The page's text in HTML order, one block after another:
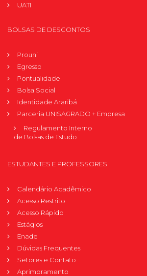
UATI
BOLSAS DE DESCONTOS
Prouni
Egresso
Pontualidade
Bolsa Social
Identidade Araribá
Parceria UNISAGRADO + Empresa
Regulamento Interno
de Bolsas de Estudo
ESTUDANTES E PROFESSORES
Calendário Acadêmico
Acesso Restrito
Acesso Rápido
Estágios
Enade
Dúvidas Frequentes
Setores e Contato
Aprimoramento